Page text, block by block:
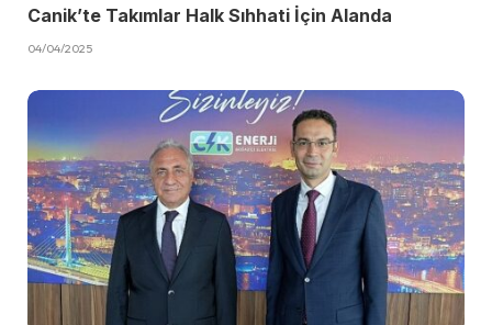
Canik’te Takımlar Halk Sıhhati İçin Alanda
04/04/2025